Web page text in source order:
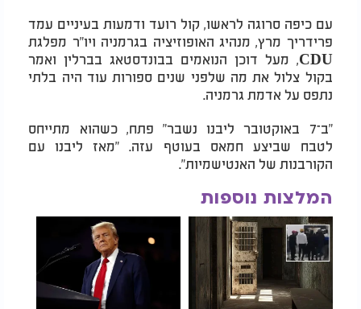
עם כיפה סרוגה לראשו, קול רועד ודמעות בעיניים עמד
פרידריך מרץ, מנהיג האופוזיציה בגרמניה ויו"ר מפלגת
CDU, מעל דוכן הנואמים בבונדסטאג בברלין ואמר
בקול צלול את מה שלפני שנים ספורות עוד היה בלתי
נתפס על אדמת גרמניה.
"ב־7 באוקטובר ליבנו נשבר" פתח, כשהוא מתייחס
לטבח שביצע חמאס בעוטף עזה. "מאז ליבנו עם
הקורבנות של האנטישמיות".
המלצות נוספות